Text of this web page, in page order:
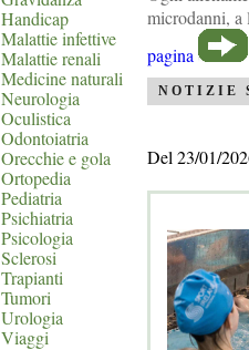
Handicap
Malattie infettive
Malattie renali
Medicine naturali
Neurologia
Oculistica
Odontoiatria
Orecchie e gola
Ortopedia
Pediatria
Psichiatria
Psicologia
Sclerosi
Trapianti
Tumori
Urologia
Viaggi
microdanni, a
pagina
NOTIZIE
Del 23/01/